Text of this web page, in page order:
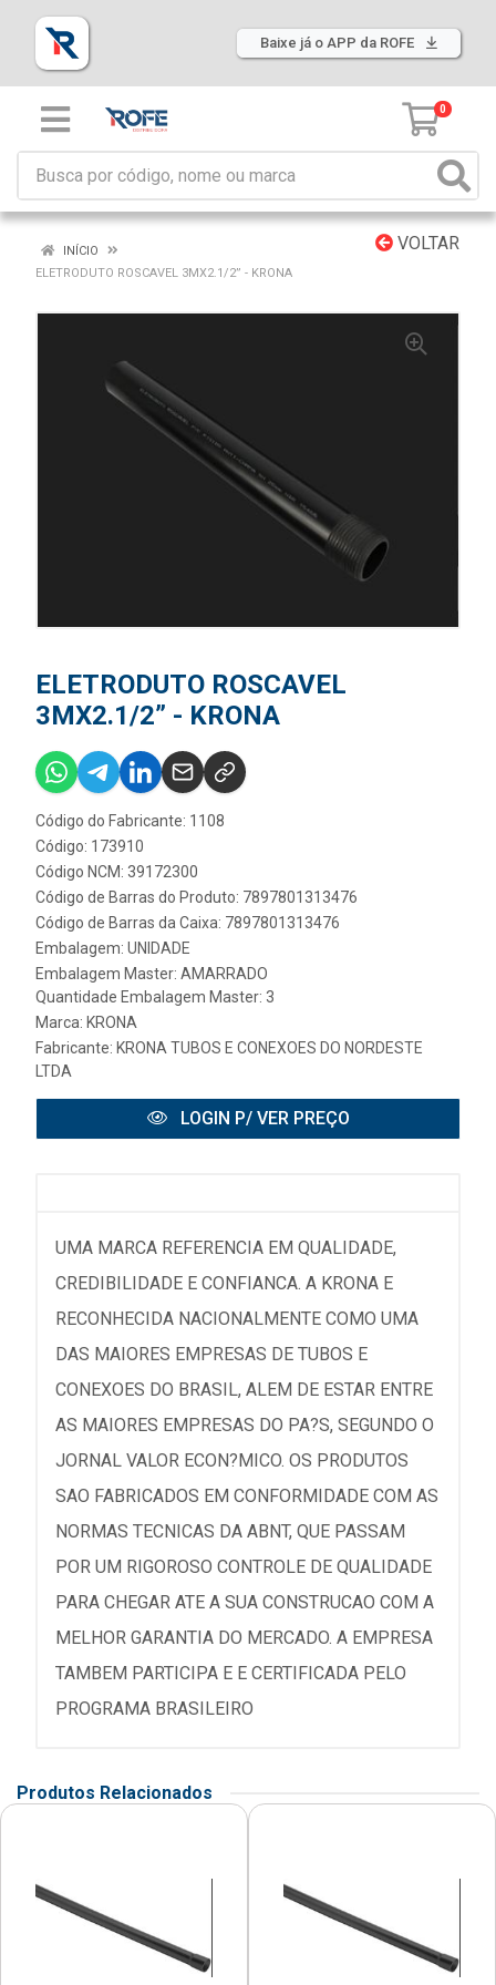
Baixe já o APP da ROFE
0
VOLTAR
INÍCIO
ELETRODUTO ROSCAVEL 3MX2.1/2” - KRONA
ELETRODUTO ROSCAVEL
3MX2.1/2” - KRONA
Código do Fabricante: 1108
Código: 173910
Código NCM: 39172300
Código de Barras do Produto: 7897801313476
Código de Barras da Caixa: 7897801313476
Embalagem: UNIDADE
Embalagem Master: AMARRADO
Quantidade Embalagem Master: 3
Marca: KRONA
Fabricante: KRONA TUBOS E CONEXOES DO NORDESTE
LTDA
LOGIN P/ VER PREÇO
UMA MARCA REFERENCIA EM QUALIDADE,
CREDIBILIDADE E CONFIANCA. A KRONA E
RECONHECIDA NACIONALMENTE COMO UMA
DAS MAIORES EMPRESAS DE TUBOS E
CONEXOES DO BRASIL, ALEM DE ESTAR ENTRE
AS MAIORES EMPRESAS DO PA?S, SEGUNDO O
JORNAL VALOR ECON?MICO. OS PRODUTOS
SAO FABRICADOS EM CONFORMIDADE COM AS
NORMAS TECNICAS DA ABNT, QUE PASSAM
POR UM RIGOROSO CONTROLE DE QUALIDADE
PARA CHEGAR ATE A SUA CONSTRUCAO COM A
MELHOR GARANTIA DO MERCADO. A EMPRESA
TAMBEM PARTICIPA E E CERTIFICADA PELO
PROGRAMA BRASILEIRO
Produtos Relacionados